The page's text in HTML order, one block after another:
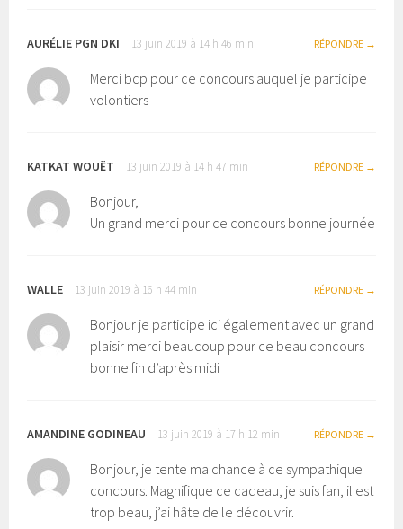
AURÉLIE PGN DKI 13 juin 2019 à 14 h 46 min RÉPONDRE
Merci bcp pour ce concours auquel je participe
volontiers
KATKAT WOUËT 13 juin 2019 à 14 h 47 min RÉPONDRE
Bonjour,
Un grand merci pour ce concours bonne journée
WALLE 13 juin 2019 à 16 h 44 min RÉPONDRE
Bonjour je participe ici également avec un grand
plaisir merci beaucoup pour ce beau concours
bonne fin d’après midi
AMANDINE GODINEAU 13 juin 2019 à 17 h 12 min RÉPONDRE
Bonjour, je tente ma chance à ce sympathique
concours. Magnifique ce cadeau, je suis fan, il est
trop beau, j’ai hâte de le découvrir.